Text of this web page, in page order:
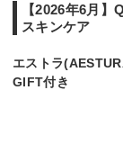
【2026年6月
スキンケア
エストラ
GIFT付き